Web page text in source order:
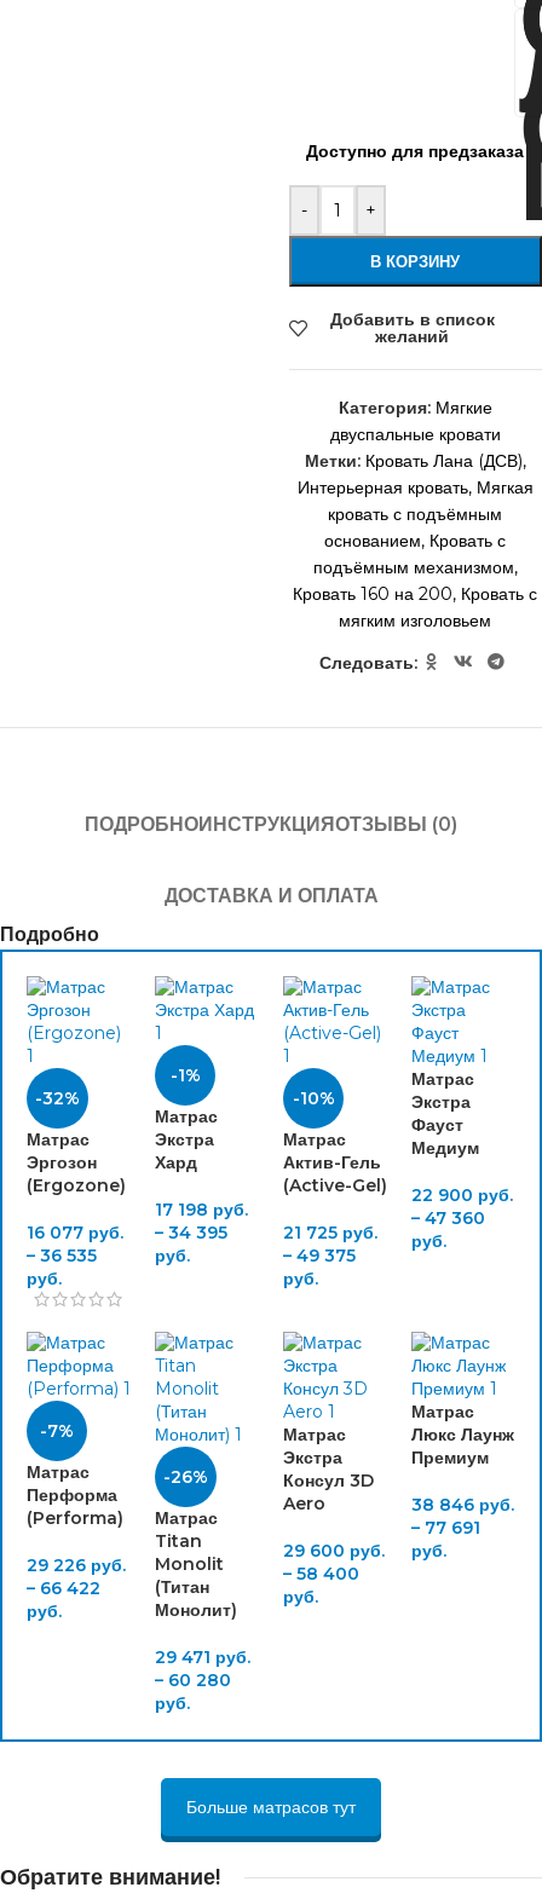
Доступно для предзаказа
- +
В КОРЗИНУ
Добавить в список
желаний
Категория: Мягкие
двуспальные кровати
Метки: Кровать Лана (ДСВ),
Интерьерная кровать, Мягкая
кровать с подъёмным
основанием, Кровать с
подъёмным механизмом,
Кровать 160 на 200, Кровать с
мягким изголовьем
Следовать:
ПОДРОБНОИНСТРУКЦИЯОТЗЫВЫ (0)
ДОСТАВКА И ОПЛАТА
Подробно
-32%
Матрас
Эргозон
(Ergozone)
16 077 руб.
– 36 535
руб.
-1%
Матрас
Экстра
Хард
17 198 руб.
– 34 395
руб.
-10%
Матрас
Актив-Гель
(Active-Gel)
21 725 руб.
– 49 375
руб.
Матрас
Экстра
Фауст
Медиум
22 900 руб.
– 47 360
руб.
-7%
Матрас
Перформа
(Performa)
29 226 руб.
– 66 422
руб.
-26%
Матрас
Titan
Monolit
(Титан
Монолит)
29 471 руб.
– 60 280
руб.
Матрас
Экстра
Консул 3D
Aero
29 600 руб.
– 58 400
руб.
Матрас
Люкс Лаунж
Премиум
38 846 руб.
– 77 691
руб.
Больше матрасов тут
Обратите внимание!